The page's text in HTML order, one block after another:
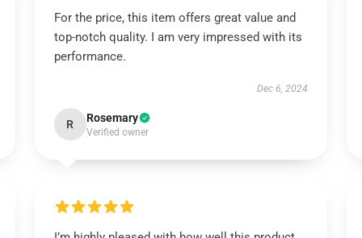
For the price, this item offers great value and
top-notch quality. I am very impressed with its
performance.
Dec 6, 2024
R Rosemary
Verified owner